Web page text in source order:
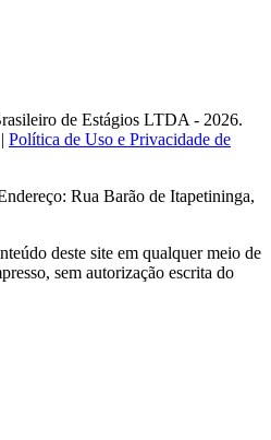
de Estágios LTDA - 2026.
Política de Uso e Privacidade de
Rua Barão de Itapetininga,
deste site em qualquer meio de
sem autorização escrita do